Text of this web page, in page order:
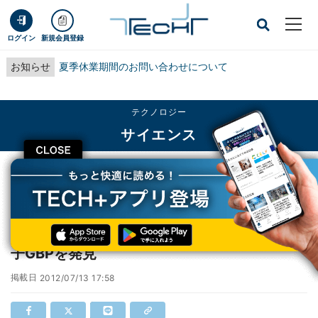
ログイン 新規会員登録
お知らせ 夏季休業期間のお問い合わせについて
CLOSE
テクノロジー
サイエンス
TECH+ テクノロジー
サイエンス
阪大、トキソプラズマを破壊する宿主防御因子GBPを発見
阪大、トキソプラズマを破壊する宿主防御因
子GBPを発見
掲載日 2012/07/13 17:58